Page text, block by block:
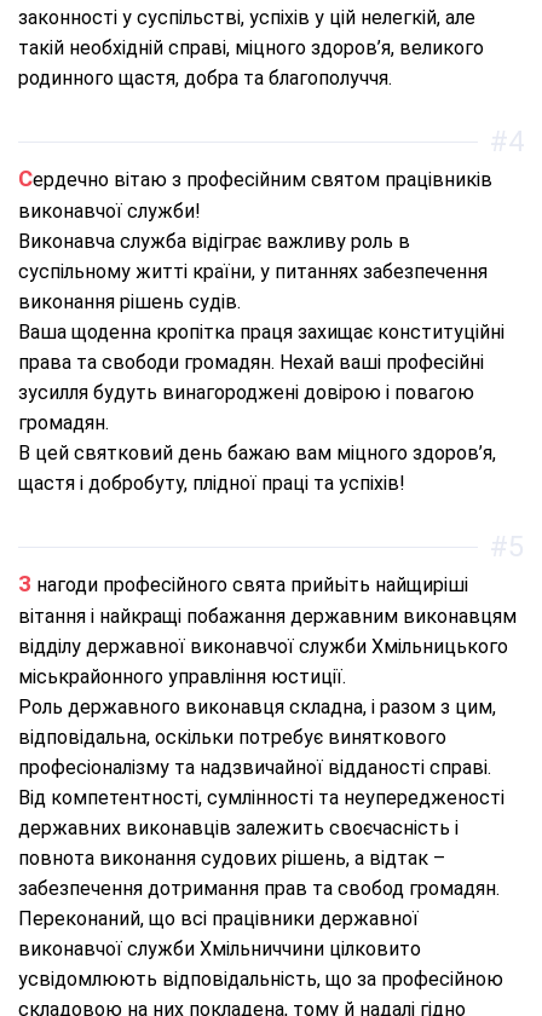
законності у суспільстві, успіхів у цій нелегкій, але
такій необхідній справі, міцного здоров’я, великого
родинного щастя, добра та благополуччя.
Сердечно вітаю з професійним святом працівників
виконавчої служби!
Виконавча служба відіграє важливу роль в
суспільному житті країни, у питаннях забезпечення
виконання рішень судів.
Ваша щоденна кропітка праця захищає конституційні
права та свободи громадян. Нехай ваші професійні
зусилля будуть винагороджені довірою і повагою
громадян.
В цей святковий день бажаю вам міцного здоров’я,
щастя і добробуту, плідної праці та успіхів!
#4
З нагоди професійного свята прийьіть найщиріші
вітання і найкращі побажання державним виконавцям
відділу державної виконавчої служби Хмільницького
міськрайонного управління юстиції.
Роль державного виконавця складна, і разом з цим,
відповідальна, оскільки потребує виняткового
професіоналізму та надзвичайної відданості справі.
Від компетентності, сумлінності та неупередженості
державних виконавців залежить своєчасність і
повнота виконання судових рішень, а відтак –
забезпечення дотримання прав та свобод громадян.
Переконаний, що всі працівники державної
виконавчої служби Хмільниччини цілковито
усвідомлюють відповідальність, що за професійною
складовою на них покладена, тому й надалі гідно
#5